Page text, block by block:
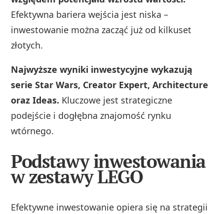
Efektywna bariera wejścia jest niska –
inwestowanie można zacząć już od kilkuset
złotych.
Najwyższe wyniki inwestycyjne wykazują
serie Star Wars, Creator Expert, Architecture
oraz Ideas. Kluczowe jest strategiczne
podejście i dogłębna znajomość rynku
wtórnego.
Podstawy inwestowania
w zestawy LEGO
Efektywne inwestowanie opiera się na strategii